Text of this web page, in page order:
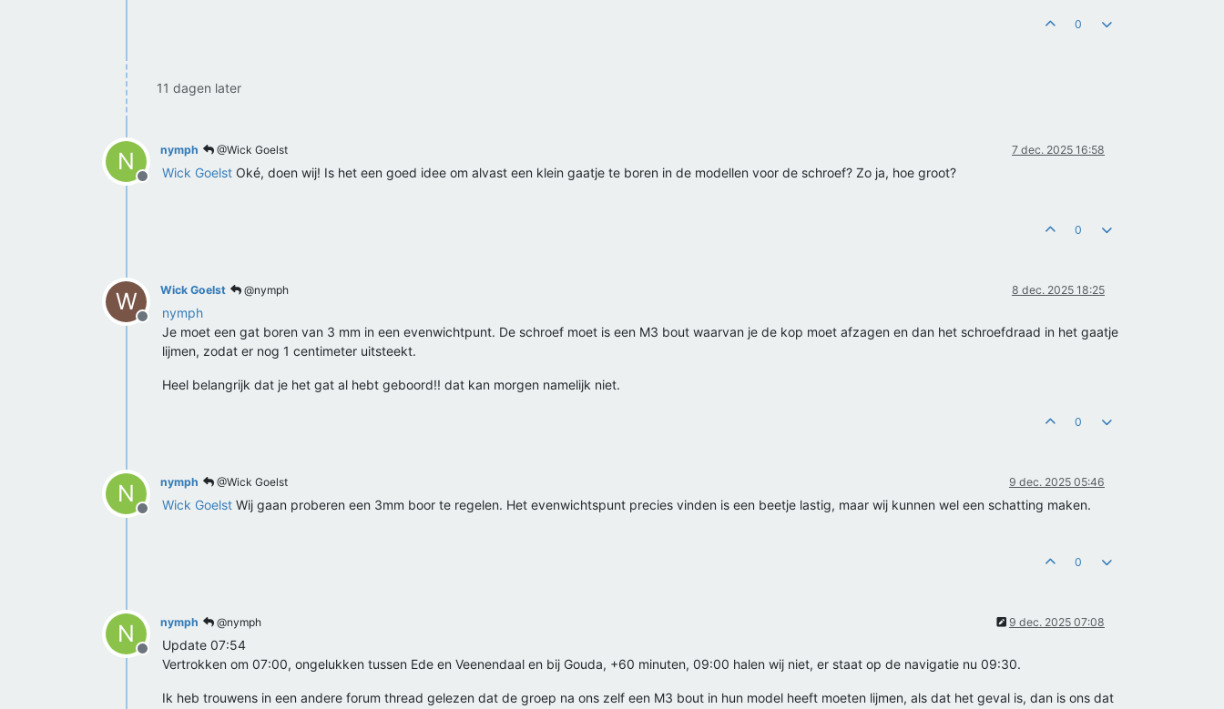
0
11 dagen later
N
Offline
nymph @Wick Goelst 7 dec. 2025 16:58
Wick Goelst Oké, doen wij! Is het een goed idee om alvast een klein gaatje te boren in de modellen voor de schroef? Zo ja, hoe groot?
0
W
Offline
Wick Goelst @nymph 8 dec. 2025 18:25
nymph
Je moet een gat boren van 3 mm in een evenwichtpunt. De schroef moet is een M3 bout waarvan je de kop moet afzagen en dan het schroefdraad in het gaatje
lijmen, zodat er nog 1 centimeter uitsteekt.
Heel belangrijk dat je het gat al hebt geboord!! dat kan morgen namelijk niet.
0
N
Offline
nymph @Wick Goelst 9 dec. 2025 05:46
Wick Goelst Wij gaan proberen een 3mm boor te regelen. Het evenwichtspunt precies vinden is een beetje lastig, maar wij kunnen wel een schatting maken.
0
N
Offline
nymph @nymph 9 dec. 2025 07:08
Update 07:54
Vertrokken om 07:00, ongelukken tussen Ede en Veenendaal en bij Gouda, +60 minuten, 09:00 halen wij niet, er staat op de navigatie nu 09:30.
Ik heb trouwens in een andere forum thread gelezen dat de groep na ons zelf een M3 bout in hun model heeft moeten lijmen, als dat het geval is, dan is ons dat